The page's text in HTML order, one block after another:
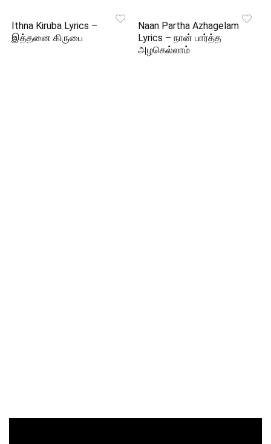
Ithna Kiruba Lyrics –
இத்தனை கிருபை
Naan Partha Azhagelam
Lyrics – நான் பார்த்த
அழகெல்லாம்